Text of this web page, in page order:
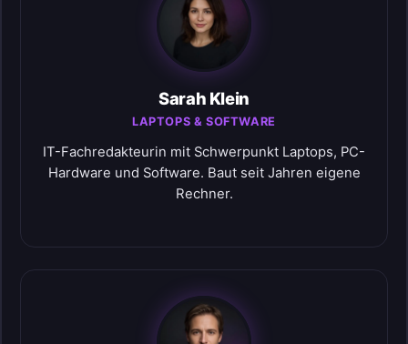
Sarah Klein
LAPTOPS & SOFTWARE
IT-Fachredakteurin mit Schwerpunkt Laptops, PC-
Hardware und Software. Baut seit Jahren eigene
Rechner.